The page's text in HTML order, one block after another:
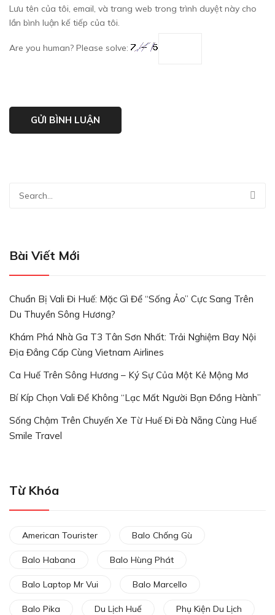
Lưu tên của tôi, email, và trang web trong trình duyệt này cho
lần bình luận kế tiếp của tôi.
Are you human? Please solve:
Bài Viết Mới
Chuẩn Bị Vali Đi Huế: Mặc Gì Để “Sống Ảo” Cực Sang Trên
Du Thuyền Sông Hương?
Khám Phá Nhà Ga T3 Tân Sơn Nhất: Trải Nghiệm Bay Nội
Địa Đẳng Cấp Cùng Vietnam Airlines
Ca Huế Trên Sông Hương – Ký Sự Của Một Kẻ Mộng Mơ
Bí Kíp Chọn Vali Để Không “lạc Mất Người Bạn Đồng Hành”
Sống Chậm Trên Chuyến Xe Từ Huế Đi Đà Nẵng Cùng Huế
Smile Travel
Từ Khóa
American Tourister Balo Chống Gù
Balo Habana Balo Hùng Phát
Balo Laptop Mr Vui Balo Marcello
Balo Pika Du Lịch Huế Phụ Kiện Du Lịch